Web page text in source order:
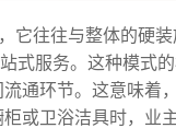
它往往与整体的硬
式服务。这种模式
通环节。这意味着
或卫浴洁具时，业